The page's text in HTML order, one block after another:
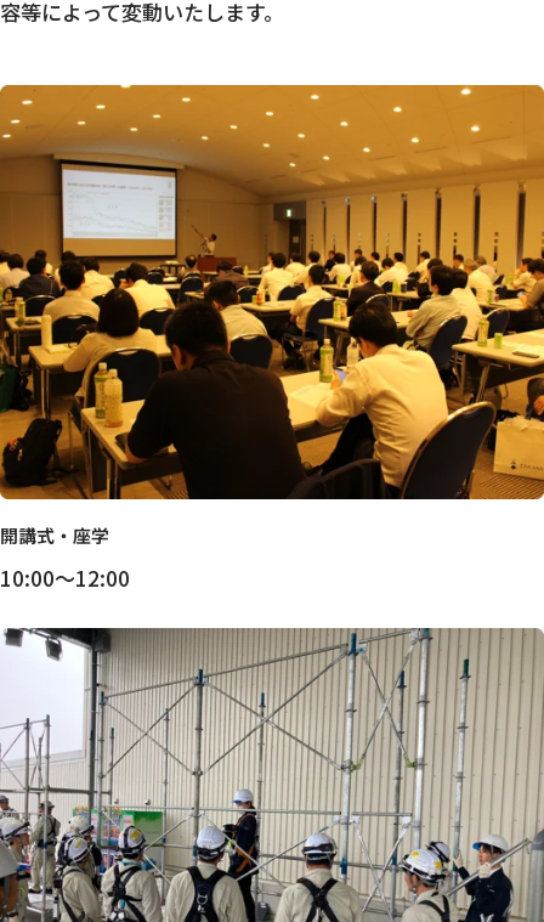
容等によって変動いたします。
開講式・座学
10:00～12:00